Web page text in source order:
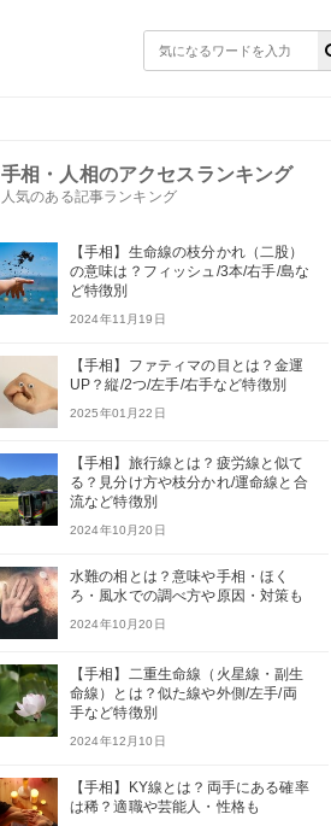
手相・人相のアクセスランキング
人気のある記事ランキング
【手相】生命線の枝分かれ（二股）
の意味は？フィッシュ/3本/右手/島な
ど特徴別
2024年11月19日
【手相】ファティマの目とは？金運
UP？縦/2つ/左手/右手など特徴別
2025年01月22日
【手相】旅行線とは？疲労線と似て
る？見分け方や枝分かれ/運命線と合
流など特徴別
2024年10月20日
水難の相とは？意味や手相・ほく
ろ・風水での調べ方や原因・対策も
2024年10月20日
【手相】二重生命線（火星線・副生
命線）とは？似た線や外側/左手/両
手など特徴別
2024年12月10日
【手相】KY線とは？両手にある確率
は稀？適職や芸能人・性格も